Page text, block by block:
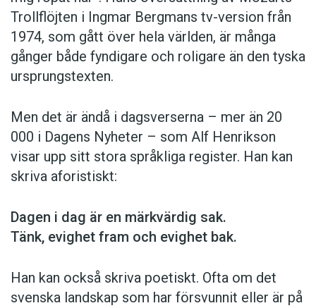
Trollflöjten i Ingmar Bergmans tv-version från
1974, som gått över hela världen, är många
gånger både fyndigare och roligare än den tyska
ursprungstexten.
Men det är ändå i dagsverserna – mer än 20
000 i Dagens Nyheter – som Alf Henrikson
visar upp sitt stora språkliga register. Han kan
skriva aforistiskt:
Dagen i dag är en märkvärdig sak.
Tänk, evighet fram och evighet bak.
Han kan också skriva poetiskt. Ofta om det
svenska landskap som har försvunnit eller är på